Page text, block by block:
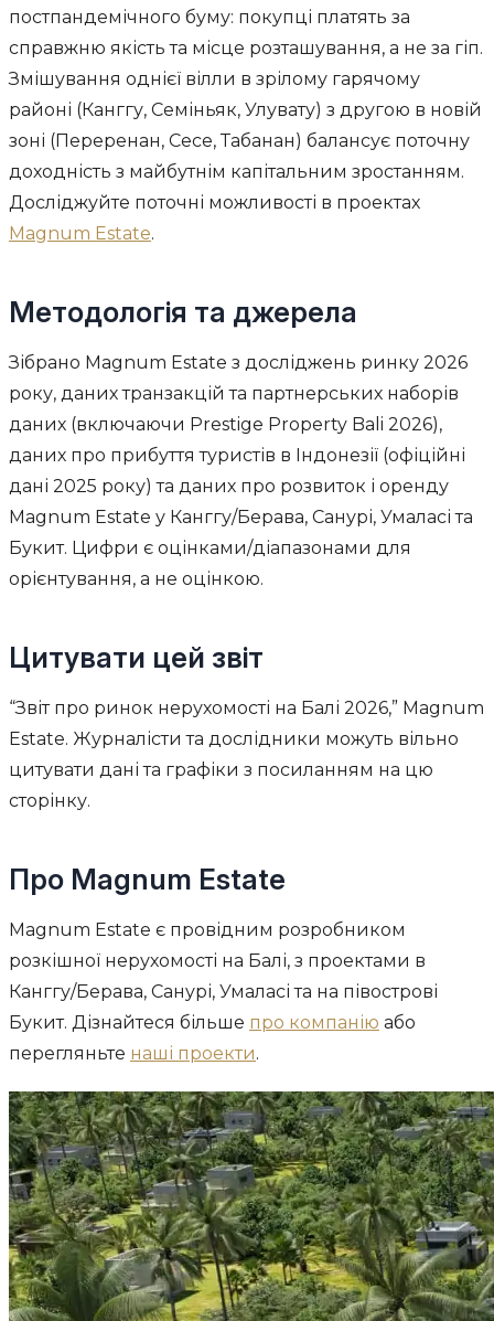
постпандемічного буму: покупці платять за
справжню якість та місце розташування, а не за гіп.
Змішування однієї вілли в зрілому гарячому
районі (Канггу, Семіньяк, Улувату) з другою в новій
зоні (Переренан, Сесе, Табанан) балансує поточну
доходність з майбутнім капітальним зростанням.
Досліджуйте поточні можливості в проектах
Magnum Estate.
Методологія та джерела
Зібрано Magnum Estate з досліджень ринку 2026
року, даних транзакцій та партнерських наборів
даних (включаючи Prestige Property Bali 2026),
даних про прибуття туристів в Індонезії (офіційні
дані 2025 року) та даних про розвиток і оренду
Magnum Estate у Канггу/Берава, Санурі, Умаласі та
Букит. Цифри є оцінками/діапазонами для
орієнтування, а не оцінкою.
Цитувати цей звіт
“Звіт про ринок нерухомості на Балі 2026,” Magnum
Estate. Журналісти та дослідники можуть вільно
цитувати дані та графіки з посиланням на цю
сторінку.
Про Magnum Estate
Magnum Estate є провідним розробником
розкішної нерухомості на Балі, з проектами в
Канггу/Берава, Санурі, Умаласі та на півострові
Букит. Дізнайтеся більше про компанію або
перегляньте наші проекти.